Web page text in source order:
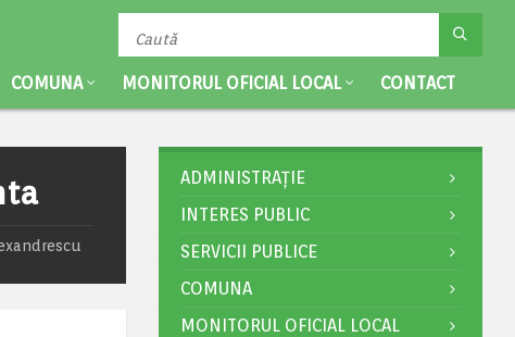
COMUNA MONITORUL OFICIAL LOCAL CONTACT
ADMINISTRAȚIE
INTERES PUBLIC
SERVICII PUBLICE
COMUNA
MONITORUL OFICIAL LOCAL